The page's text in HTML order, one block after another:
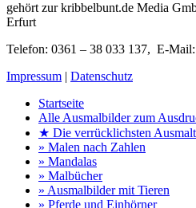
gehört zur kribbelbunt.de Media
Erfurt
Telefon: 0361 – 38 033 137, E-Mail:
Impressum | Datenschutz
Startseite
Alle Ausmalbilder zum
★ Die verrücklichsten
» Malen nach Zahlen
» Mandalas
» Malbücher
» Ausmalbilder mit Tieren
» Pferde und Einhörner